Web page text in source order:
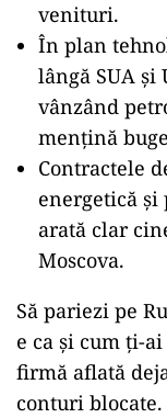
venituri.
În plan
lângă SUA și
vânzând
mențină
Contractele
energetică
arată clar
Moscova.
Să pariezi pe
e ca și cum ți-
firmă aflată
conturi blocate.